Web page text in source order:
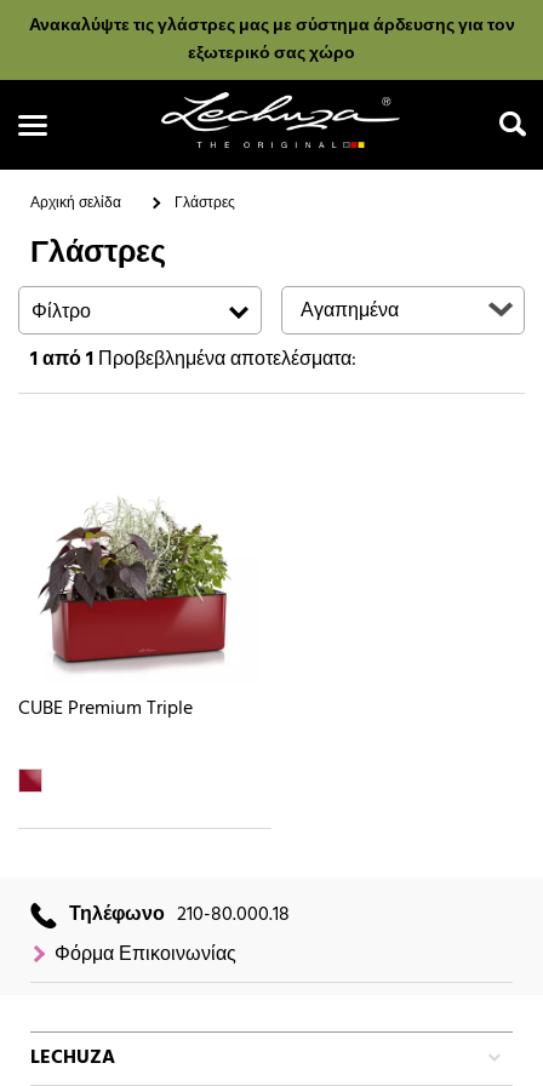
Ανακαλύψτε τις γλάστρες μας με σύστημα άρδευσης για τον
εξωτερικό σας χώρο
Αναζήτηση
Αρχική σελίδα Γλάστρες
Γλάστρες
Φίλτρο
1από 1Προβεβλημένα αποτελέσματα:
CUBE Premium Triple
Τηλέφωνο 210-80.000.18
Φόρμα Επικοινωνίας
LECHUZA